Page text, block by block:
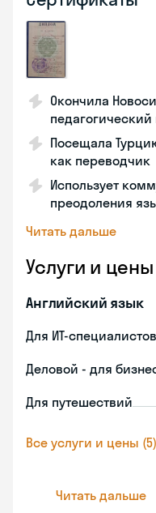
Окончила
педагогический
Посещала
как переводчик
Использует
преодоления
Читать дальше
Услуги и цены
Английский язык
Для ИТ-специалистов
Деловой - для
Для путешествий
Все услуги и цены (5)
Читать дальше